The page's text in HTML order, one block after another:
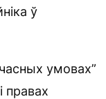
ў
умовах”
правах